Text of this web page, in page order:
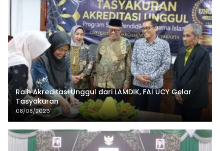
Raih Akreditasi Unggul dari LAMDIK, FAI UCY Gelar
Tasyakuran
08/08/2026